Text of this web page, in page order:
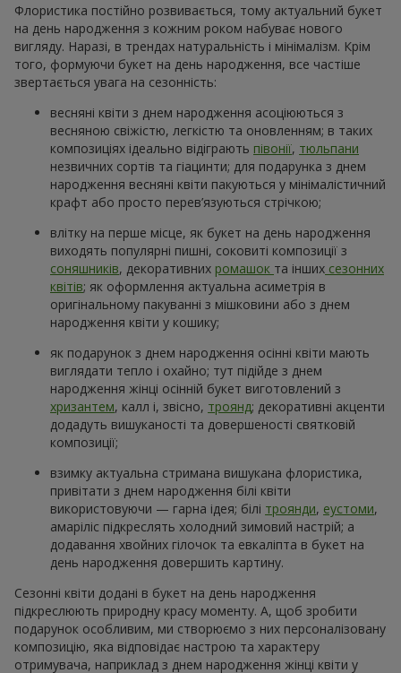
Флористика постійно розвивається, тому актуальний букет
на день народження з кожним роком набуває нового
вигляду. Наразі, в трендах натуральність і мінімалізм. Крім
того, формуючи букет на день народження, все частіше
звертається увага на сезонність:
весняні квіти з днем народження асоціюються з
весняною свіжістю, легкістю та оновленням; в таких
композиціях ідеально відіграють півонії, тюльпани
незвичних сортів та гіацинти; для подарунка з днем
народження весняні квіти пакуються у мінімалістичний
крафт або просто перев’язуються стрічкою;
влітку на перше місце, як букет на день народження
виходять популярні пишні, соковиті композиції з
соняшників, декоративних ромашок та інших сезонних
квітів; як оформлення актуальна асиметрія в
оригінальному пакуванні з мішковини або з днем
народження квіти у кошику;
як подарунок з днем народження осінні квіти мають
виглядати тепло і охайно; тут підійде з днем
народження жінці осінній букет виготовлений з
хризантем, калл і, звісно, троянд; декоративні акценти
додадуть вишуканості та довершеності святковій
композиції;
взимку актуальна стримана вишукана флористика,
привітати з днем народження білі квіти
використовуючи — гарна ідея; білі троянди, еустоми,
амаріліс підкреслять холодний зимовий настрій; а
додавання хвойних гілочок та евкаліпта в букет на
день народження довершить картину.
Сезонні квіти додані в букет на день народження
підкреслюють природну красу моменту. А, щоб зробити
подарунок особливим, ми створюємо з них персоналізовану
композицію, яка відповідає настрою та характеру
отримувача, наприклад з днем народження жінці квіти у